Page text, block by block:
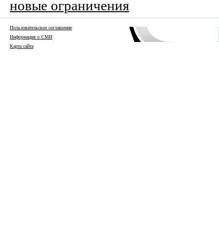
новые ограничения
Пользовательское соглашение
Информация о СМИ
Карта сайта